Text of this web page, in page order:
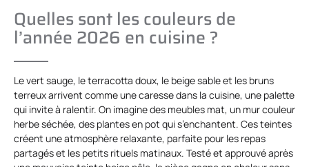
Quelles sont les couleurs de
l’année 2026 en cuisine ?
Le vert sauge, le terracotta doux, le beige sable et les bruns
terreux arrivent comme une caresse dans la cuisine, une palette
qui invite à ralentir. On imagine des meubles mat, un mur couleur
herbe séchée, des plantes en pot qui s’enchantent. Ces teintes
créent une atmosphère relaxante, parfaite pour les repas
partagés et les petits rituels matinaux. Testé et approuvé après